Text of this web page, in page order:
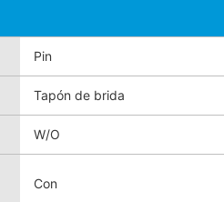
Pin
Tapón de brida
W/O
Con